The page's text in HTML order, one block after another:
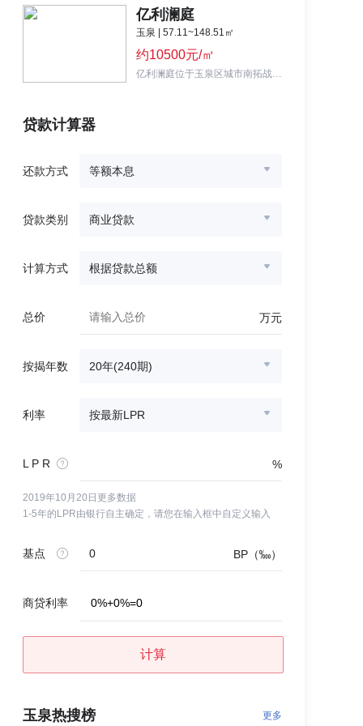
亿利澜庭
玉泉 | 57.11~148.51㎡
约10500元/㎡
亿利澜庭位于玉泉区城市南拓战略规划板块，智能健康的多元复合社区。
贷款计算器
还款方式 等额本息
贷款类别 商业贷款
计算方式 根据贷款总额
总价 万元
按揭年数 20年(240期)
利率 按最新LPR
L P R %
2019年10月20日更多数据
1-5年的LPR由银行自主确定，请您在输入框中自定义输入
基点 BP（‱）
商贷利率 0%+0%=0
计算
玉泉热搜榜 更多